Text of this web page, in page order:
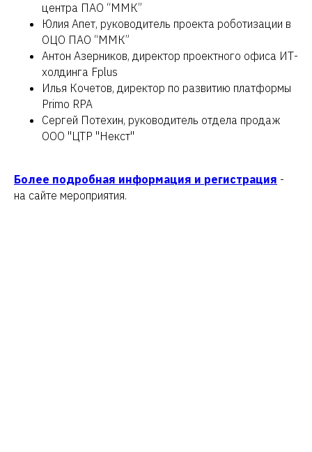
центра ПАО “ММК”
Юлия Апет, руководитель проекта роботизации в
ОЦО ПАО “ММК”
Антон Азерников, директор проектного офиса ИТ-
холдинга Fplus
Илья Кочетов, директор по развитию платформы
Primo RPA
Сергей Потехин, руководитель отдела продаж
ООО "ЦТР "Некст"
Более подробная информация и регистрация -
на сайте мероприятия.